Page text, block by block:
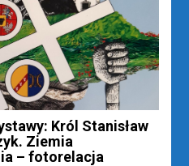
Król Stanisław
Ziemia
– fotorelacja